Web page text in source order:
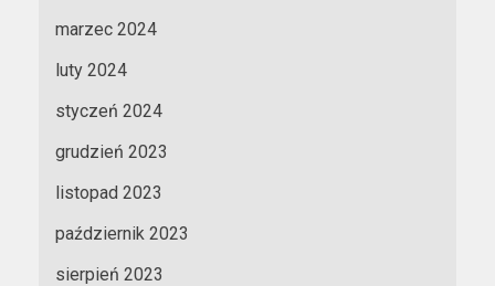
marzec 2024
luty 2024
styczeń 2024
grudzień 2023
listopad 2023
październik 2023
sierpień 2023